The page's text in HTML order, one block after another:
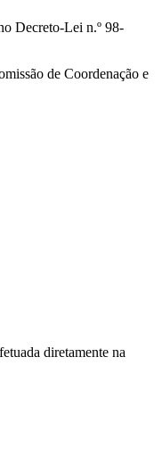
Decreto-Lei n.º 98-
de Coordenação e
diretamente na